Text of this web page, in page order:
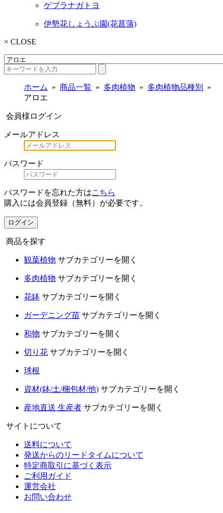
ゲブラナガトヨ
伊勢花しょうぶ園(花菖蒲)
× CLOSE
ホーム 商品一覧 多肉植物
多肉植物品種別
アロエ
会員様ログイン
メールアドレス
パスワード
パスワードを忘れた方はこちら
購入には会員登録（無料）が必要です。
ログイン
商品を探す
観葉植物 サブカテゴリーを開く
多肉植物 サブカテゴリーを開く
花鉢 サブカテゴリーを開く
ガーデニング苗 サブカテゴリーを開く
和物 サブカテゴリーを開く
切り花 サブカテゴリーを開く
球根
資材(鉢/土/梱包材/他) サブカテゴリーを開く
産地直送 生産者 サブカテゴリーを開く
サイトについて
送料について
発送からのリードタイムについて
特定商取引に基づく表示
ご利用ガイド
運営会社
お問い合わせ